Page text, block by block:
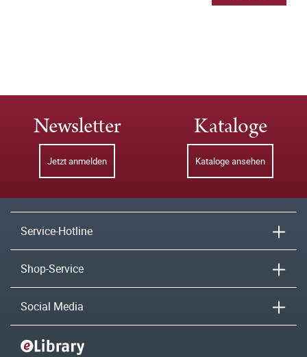
Newsletter
Jetzt anmelden
Kataloge
Kataloge ansehen
Service-Hotline
Shop-Service
Social Media